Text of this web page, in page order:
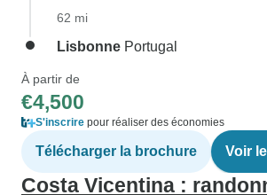
62 mi
Lisbonne Portugal
À partir de
€4,500
S'inscrire pour réaliser des économies
Télécharger la brochure Voir
Costa Vicentina :